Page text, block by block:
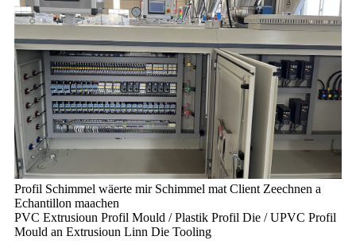
Profil Schimmel wäerte mir Schimmel mat Client Zeechnen a
Echantillon maachen
PVC Extrusioun Profil Mould / Plastik Profil Die / UPVC Profil
Mould an Extrusioun Linn Die Tooling